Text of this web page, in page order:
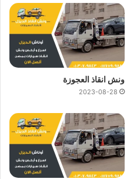
ونش انقاذ العجوزة
2023-08-28